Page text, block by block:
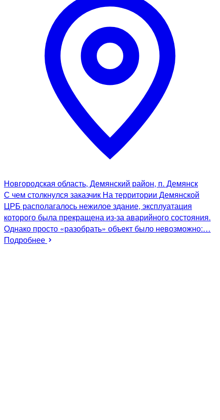
Новгородская область, Демянский район, п. Демянск
С чем столкнулся заказчик На территории Демянской
ЦРБ располагалось нежилое здание, эксплуатация
которого была прекращена из-за аварийного состояния.
Однако просто «разобрать» объект было невозможно:…
Подробнее